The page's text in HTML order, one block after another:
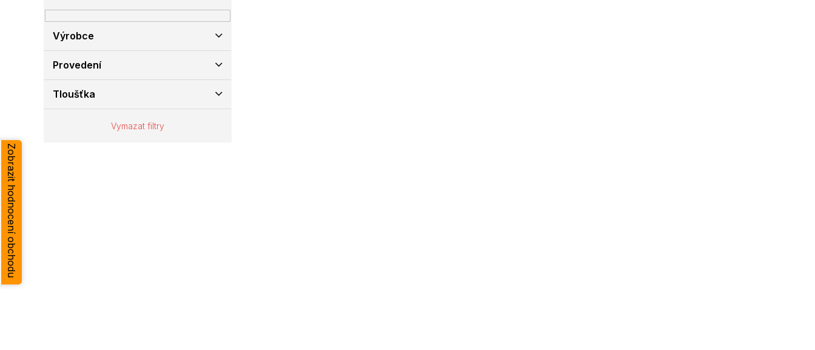
n
í
a
Výrobce
Provedení
Tloušťka
Vymazat filtry
Zobrazit hodnocení obchodu